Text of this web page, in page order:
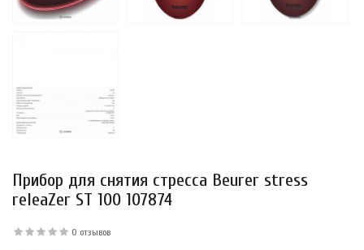
75 мл
DE PEPINS DE
Прибор для снятия стресса Beurer stress
releaZer ST 100 107874
0 отзывов